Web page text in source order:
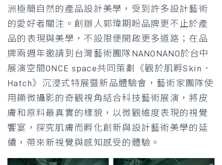
洲極簡自然的產品設計美學，受到許多設計藝術
的愛好者關注。創辦人郭瑋期盼品牌更不止於產
品的表現與美學，不設限便開啟更多道路；在品
牌兩週年邀請到台灣藝術團隊NANONANO於台中
展演空間ONCE space共同策劃《觀於肌孵Skin．
Hatch》沉浸式特展暨新品體驗會，藝術家團隊使
用顯微攝影的奇觀視角結合科技藝術展演，將皮
膚和原料最真實的樣貌，以微觀維度表現的視覺
饗宴，探究肌膚而孵化創新與設計藝術美學的延
續，帶來新視覺與感知感受的體驗。